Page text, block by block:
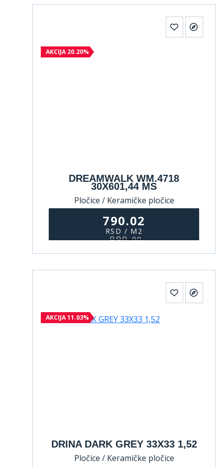
AKCIJA 20.20%
DREAMWALK WM.4718
30X601,44 MS
Pločice / Keramičke pločice
790.02
RSD / M2
990,00
AKCIJA 11.03%
DRINA DARK GREY 33X33 1,52
Pločice / Keramičke pločice